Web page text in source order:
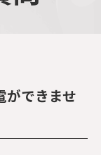
ができませ